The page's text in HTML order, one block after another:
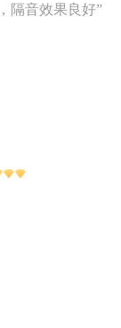
隔音效果良好”